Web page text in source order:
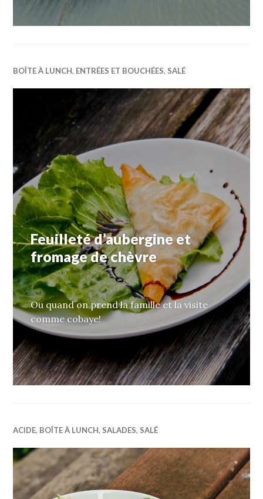
BOÎTE À LUNCH, ENTRÉES ET BOUCHÉES, SALÉ
Feuilleté d’aubergine et
fromage de chèvre
Ou quand on prend la famille et la visite
comme cobaye!
ACIDE, BOÎTE À LUNCH, SALADES, SALÉ